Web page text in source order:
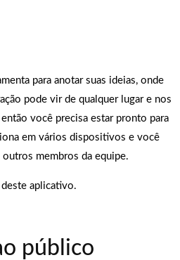
para anotar suas ideias, onde
pode vir de qualquer lugar e nos
você precisa estar pronto para
em vários dispositivos e você
membros da equipe.
deste aplicativo.
público